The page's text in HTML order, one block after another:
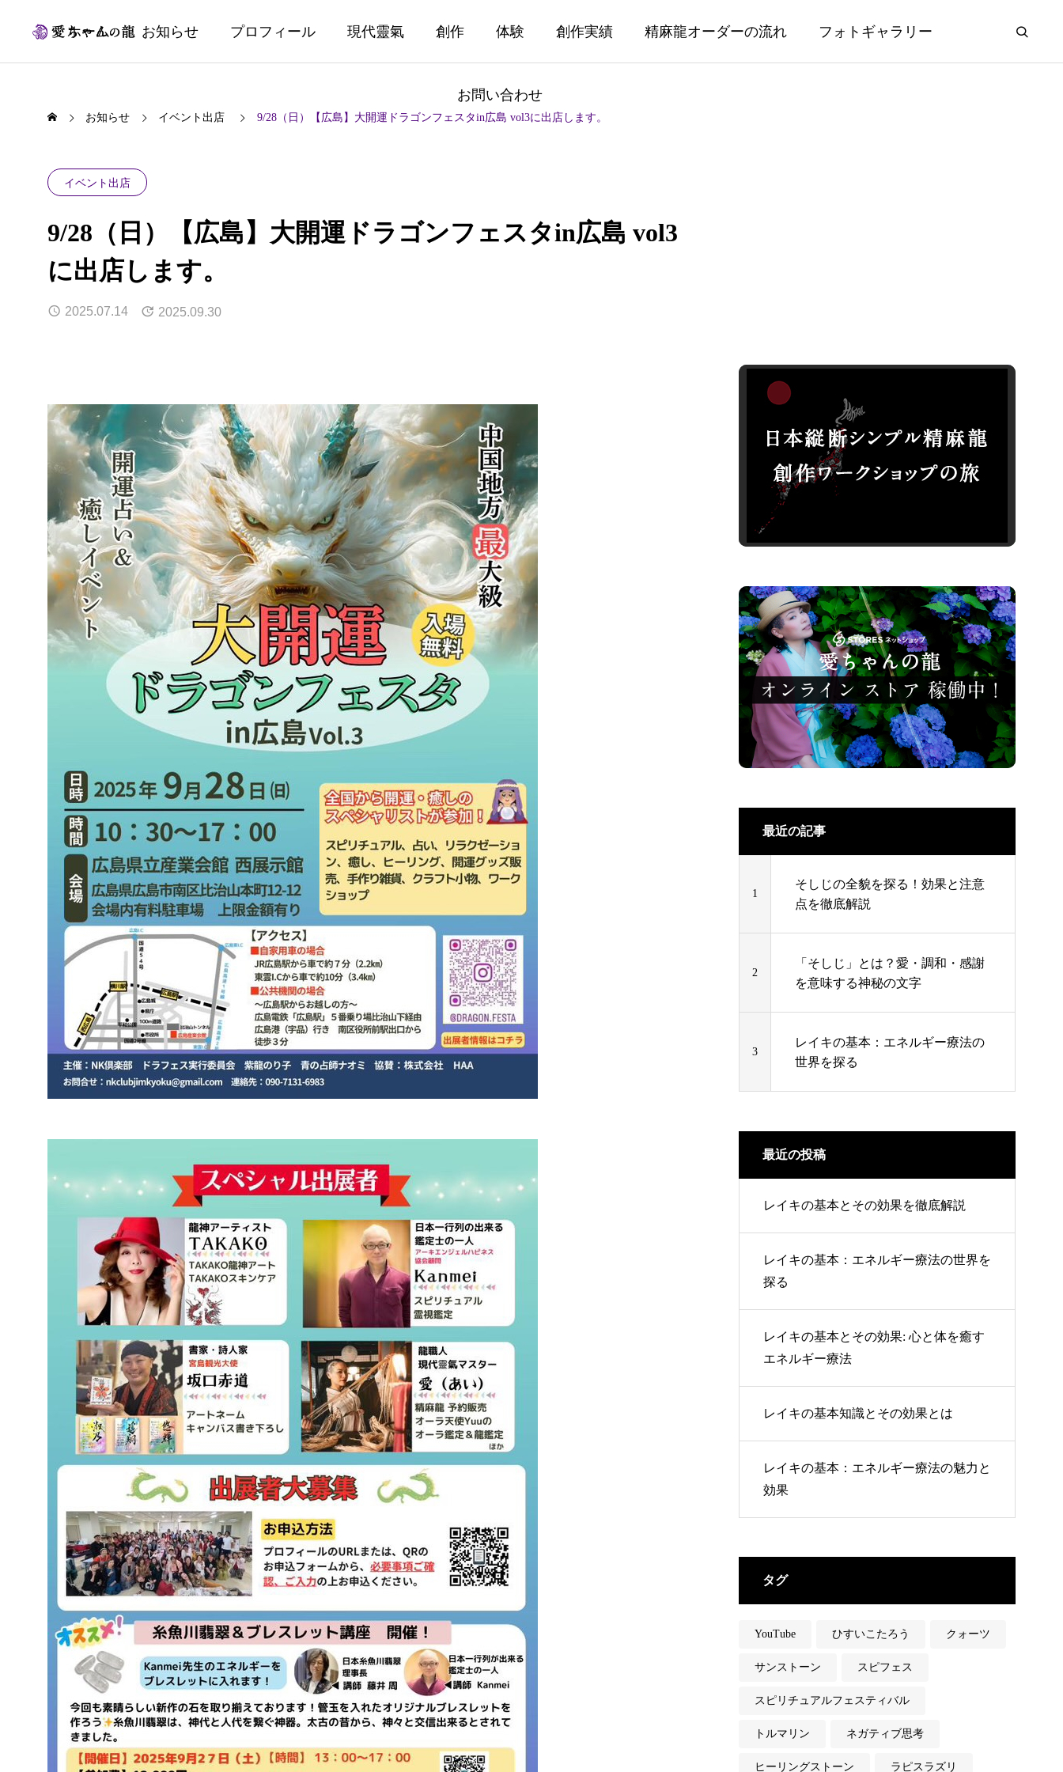
ホーム お知らせ プロフィール 現代靈氣 創作 体験 創作実績 精麻龍オーダーの流れ フォトギャラリー
お問い合わせ
お知らせ イベント出店 9/28（日）【広島】大開運ドラゴンフェスタin広島 vol3に出店します。
イベント出店
9/28（日）【広島】大開運ドラゴンフェスタin広島 vol3
に出店します。
2025.07.14 2025.09.30
最近の記事
1
そしじの全貌を探る！効果と注意
点を徹底解説
2
「そしじ」とは？愛・調和・感謝
を意味する神秘の文字
3
レイキの基本：エネルギー療法の
世界を探る
最近の投稿
レイキの基本とその効果を徹底解説
レイキの基本：エネルギー療法の世界を
探る
レイキの基本とその効果: 心と体を癒す
エネルギー療法
レイキの基本知識とその効果とは
レイキの基本：エネルギー療法の魅力と
効果
タグ
YouTube ひすいこたろう クォーツ
サンストーン スピフェス
スピリチュアルフェスティバル
トルマリン ネガティブ思考
ヒーリングストーン ラピスラズリ